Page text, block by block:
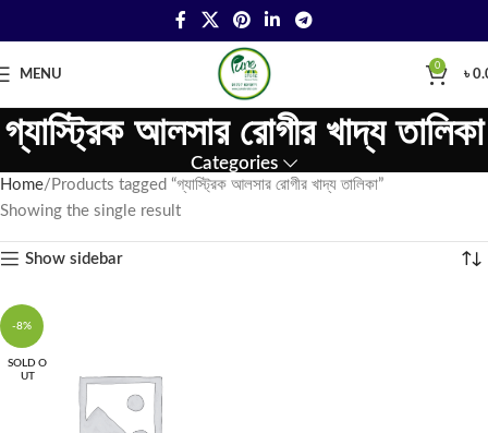
MENU
0
৳
গ্যাস্ট্রিক আলসার রোগীর খাদ্য তালিকা
Categories
Home Products tagged “গ্যাস্ট্রিক আলসার রোগীর খাদ্য তালিকা”
Showing the single result
Show sidebar
-8%
SOLD O
UT